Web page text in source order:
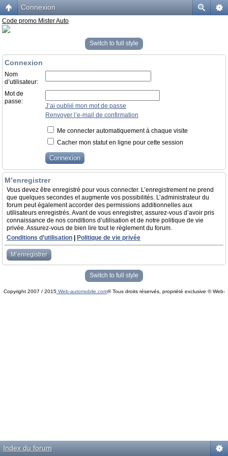
Connexion
Code promo Mister Auto
Switch to full style
Connexion
Nom
d’utilisateur:
Mot de
passe:
J’ai oublié mon mot de passe
Renvoyer l’e-mail de confirmation
Me connecter automatiquement à chaque visite
Cacher mon statut en ligne pour cette session
M’enregistrer
Vous devez être enregistré pour vous connecter. L’enregistrement ne prend
que quelques secondes et augmente vos possibilités. L’administrateur du
forum peut également accorder des permissions additionnelles aux
utilisateurs enregistrés. Avant de vous enregistrer, assurez-vous d’avoir pris
connaissance de nos conditions d’utilisation et de notre politique de vie
privée. Assurez-vous de bien lire tout le règlement du forum.
Conditions d’utilisation
Politique de vie privée
M’enregistrer
Switch to full style
Copyright 2007 / 2015Web-automobile.com® Tous droits réservés, propriété exclusive © Web-
Index du forum